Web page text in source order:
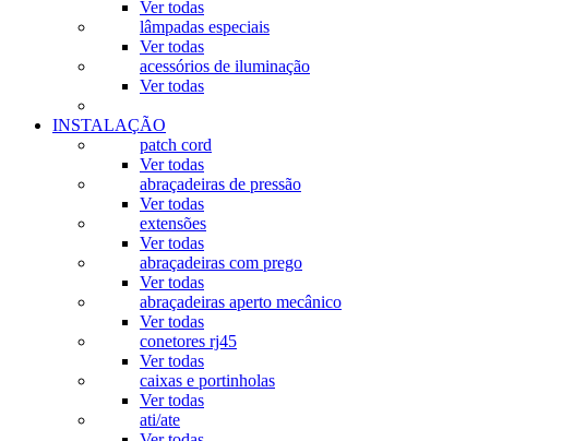
Ver todas
lâmpadas especiais
Ver todas
acessórios de iluminação
Ver todas
INSTALAÇÃO
patch cord
Ver todas
abraçadeiras de pressão
Ver todas
extensões
Ver todas
abraçadeiras com prego
Ver todas
abraçadeiras aperto mecânico
Ver todas
conetores rj45
Ver todas
caixas e portinholas
Ver todas
ati/ate